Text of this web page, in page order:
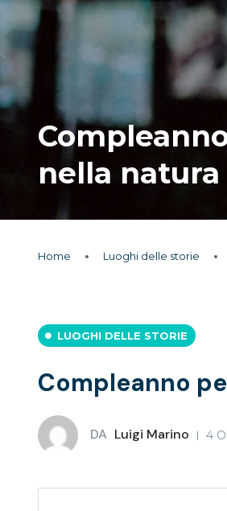
nella natura
Home Luoghi delle storie
LUOGHI DELLE STORIE
Compleanno
DA Luigi Marino 4